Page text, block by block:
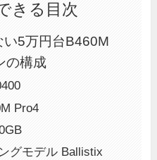
きる目次
5万円台B460M
の構成
Pro4
グモデル Ballistix